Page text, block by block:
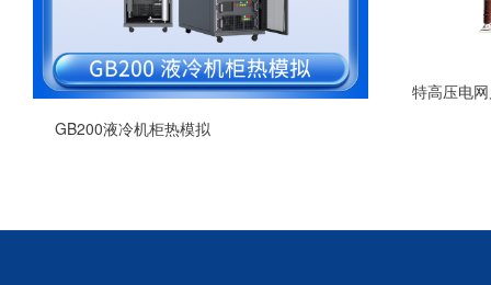
GB200液冷机柜热模拟
特高压电